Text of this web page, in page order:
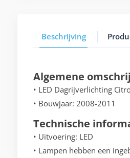
Beschrijving
Algemene
• LED Dagrijverlichting
• Bouwjaar: 2008-2011
Technische
• Uitvoering: LED
• Lampen hebben een